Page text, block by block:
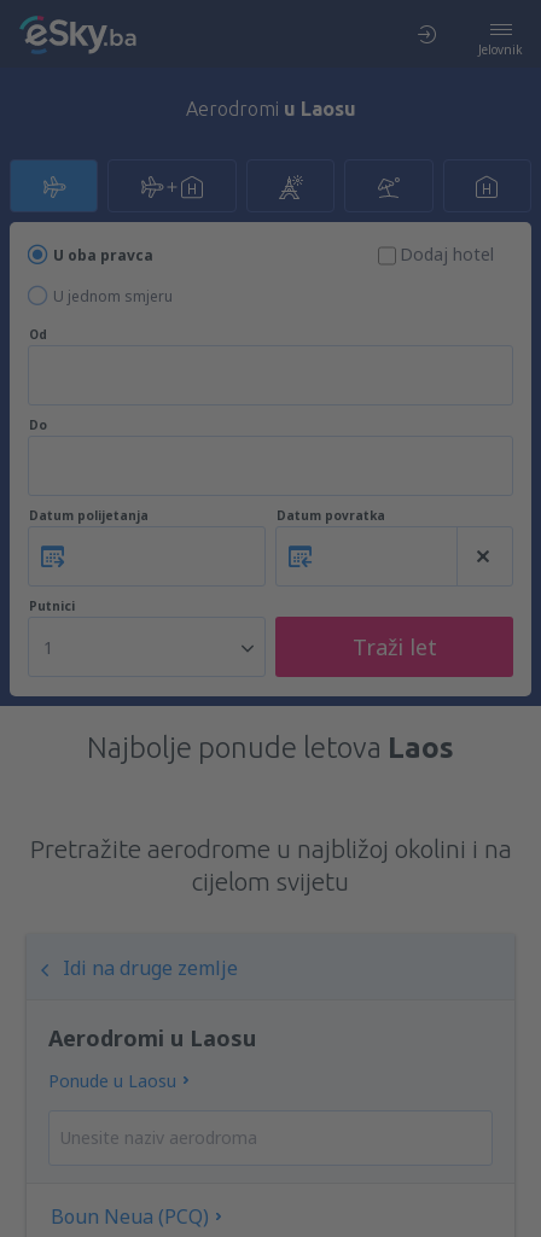
Jelovnik
Aerodromi u Laosu
U oba pravca
U jednom smjeru
Dodaj hotel
Od
Do
Datum polijetanja Datum povratka
Putnici
1 Traži let
Najbolje ponude letova Laos
Pretražite aerodrome u najbližoj okolini i na
cijelom svijetu
Idi na druge zemlje
Aerodromi u Laosu
Ponude u Laosu
Boun Neua (PCQ)